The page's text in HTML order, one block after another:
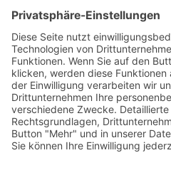
Copyright © 2020-
Ladenbau und
Cookie-